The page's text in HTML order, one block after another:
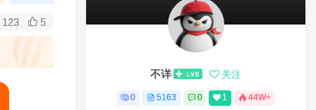
123 5
不详 关注
0 5163 0 1 44W+